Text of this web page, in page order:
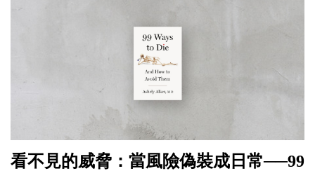
看不見的威脅：當風險偽裝成日常──99